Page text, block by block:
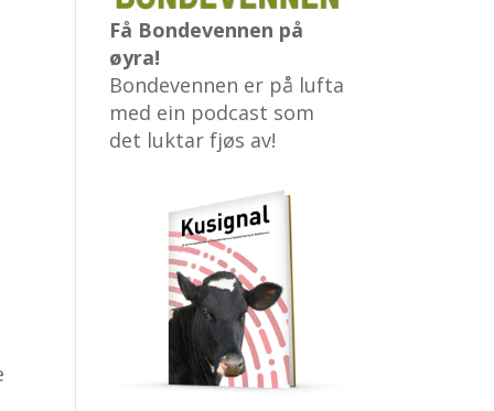
Få Bondevennen på
øyra!
Bondevennen er på lufta
med ein podcast som
det luktar fjøs av!